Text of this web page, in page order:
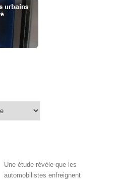
Une étude révèle que les
automobilistes enfreignent